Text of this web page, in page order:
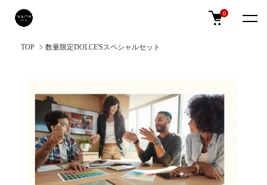
0
TOP 数量限定DOLCE'Sスペシャルセット